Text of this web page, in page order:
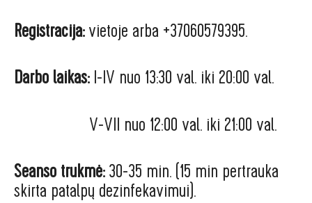
Registracija:vietoje arba +37060579395.
Darbo laikas: I-IV nuo 13:30 val. iki 20:00 val.
V-VII nuo 12:00 val. iki 21:00 val.
Seanso trukmė:30-35 min. (15 min pertrauka
skirta patalpų dezinfekavimui).